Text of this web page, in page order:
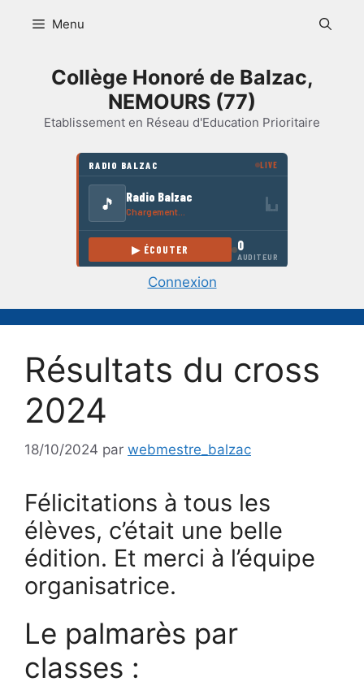
Menu
Collège Honoré de Balzac,
NEMOURS (77)
Etablissement en Réseau d'Education Prioritaire
Connexion
Résultats du cross
2024
18/10/2024 par webmestre_balzac
Félicitations à tous les
élèves, c’était une belle
édition. Et merci à l’équipe
organisatrice.
Le palmarès par
classes :